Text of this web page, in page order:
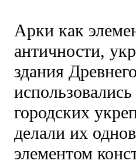
Арки как
античности,
здания
городских
делали их
элементом